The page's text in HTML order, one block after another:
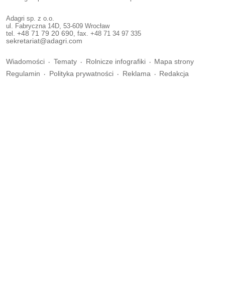
Adagri sp. z o.o.
ul. Fabryczna 14D, 53-609 Wrocław
tel. +48 71 79 20 690 , fax. +48 71 34 97 335
sekretariat@adagri.com
Wiadomości Tematy Rolnicze infografiki
Mapa strony
Regulamin
Polityka prywatności Reklama Redakcja